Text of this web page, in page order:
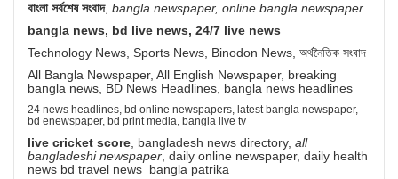
বাংলা সর্বশেষ সংবাদ, bangla newspaper, online bangla newspaper
bangla news, bd live news, 24/7 live news
Technology News, Sports News, Binodon News, অর্থনৈতিক সংবাদ
All Bangla Newspaper, All English Newspaper, breaking
bangla news, BD News Headlines, bangla news headlines
24 news headlines, bd online newspapers, latest bangla newspaper,
bd enewspaper, bd print media, bangla live tv
live cricket score, bangladesh news directory, all
bangladeshi newspaper, daily online newspaper, daily health
news bd travel news bangla patrika